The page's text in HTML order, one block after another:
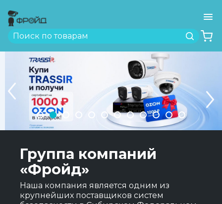
Найти
Previous
Next
1
2 4 5 6 7 8 9 10 11 12
Группа компаний
«Фройд»
Наша компания является одним из
крупнейших поставщиков систем